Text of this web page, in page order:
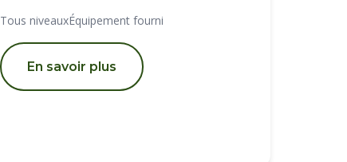
Tous niveauxÉquipement fourni
En savoir plus